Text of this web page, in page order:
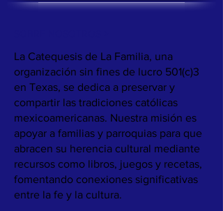
La Catequesis de La Familia, una
organización sin fines de lucro 501(c)3
en Texas, se dedica a preservar y
compartir las tradiciones católicas
mexicoamericanas. Nuestra misión es
apoyar a familias y parroquias para que
abracen su herencia cultural mediante
recursos como libros, juegos y recetas,
fomentando conexiones significativas
entre la fe y la cultura.